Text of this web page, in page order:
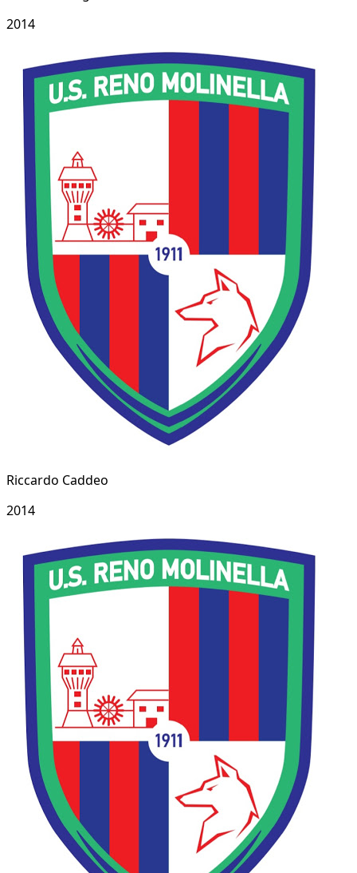
2014
Riccardo Caddeo
2014